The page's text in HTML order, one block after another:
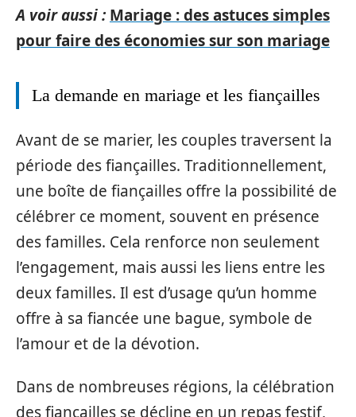
A voir aussi : Mariage : des astuces simples
pour faire des économies sur son mariage
La demande en mariage et les fiançailles
Avant de se marier, les couples traversent la
période des fiançailles. Traditionnellement,
une boîte de fiançailles offre la possibilité de
célébrer ce moment, souvent en présence
des familles. Cela renforce non seulement
l’engagement, mais aussi les liens entre les
deux familles. Il est d’usage qu’un homme
offre à sa fiancée une bague, symbole de
l’amour et de la dévotion.
Dans de nombreuses régions, la célébration
des fiançailles se décline en un repas festif,